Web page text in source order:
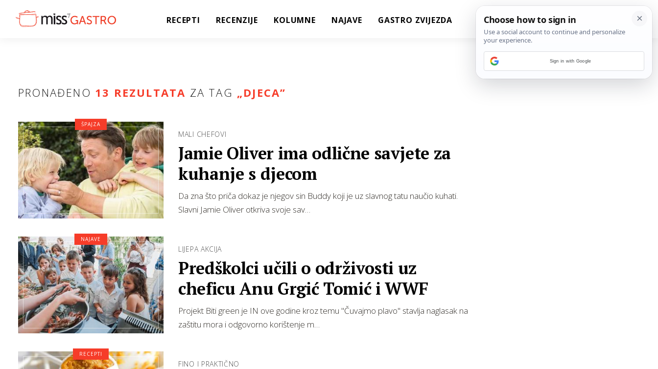
RECEPTI RECENZIJE KOLUMNE NAJAVE GASTRO ZVIJEZDA
PRONAĐENO 13 REZULTATA ZA TAG „DJECA”
MALI CHEFOVI
Jamie Oliver ima odlične savjete za
kuhanje s djecom
Da zna što priča dokaz je njegov sin Buddy koji je uz slavnog tatu naučio kuhati.
Slavni Jamie Oliver otkriva svoje sav…
ŠPAJZA
LIJEPA AKCIJA
Predškolci učili o održivosti uz
cheficu Anu Grgić Tomić i WWF
Projekt Biti green je IN ove godine kroz temu "Čuvajmo plavo" stavlja naglasak na
zaštitu mora i odgovorno korištenje m…
NAJAVE
FINO I PRAKTIČNO
RECEPTI
Sign in with Google